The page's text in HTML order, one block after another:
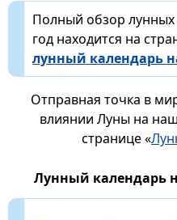
Полный обзор
год находится на
лунный календарь
Отправная точка в
влиянии Луны на
странице «
Лунный календарь